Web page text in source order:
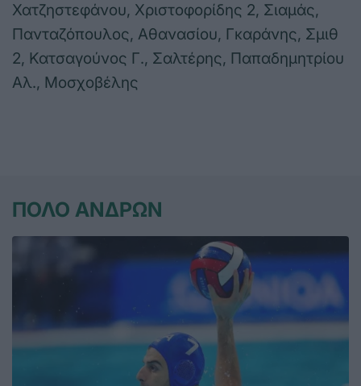
Χατζηστεφάνου, Χριστοφορίδης 2, Σιαμάς,
Πανταζόπουλος, Αθανασίου, Γκαράνης, Σμιθ
2, Κατσαγούνος Γ., Σαλτέρης, Παπαδημητρίου
Αλ., Μοσχοβέλης
ΠΟΛΟ ΑΝΔΡΩΝ